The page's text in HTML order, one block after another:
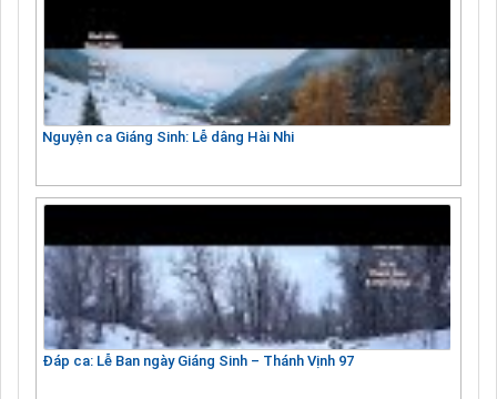
Nguyện ca Giáng Sinh: Lễ dâng Hài Nhi
Đáp ca: Lễ Ban ngày Giáng Sinh – Thánh Vịnh 97